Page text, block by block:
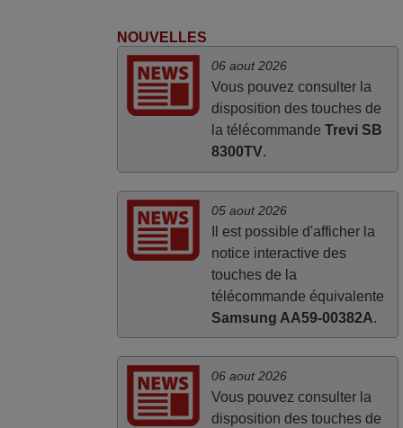
Tout bien.
Pascal,
FRANCE
NOUVELLES
06 aout 2026
Vous pouvez consulter la
disposition des touches de
la télécommande Trevi SB
8300TV.
05 aout 2026
Il est possible d'afficher la
notice interactive des
touches de la
télécommande équivalente
Samsung AA59-00382A.
06 aout 2026
Vous pouvez consulter la
disposition des touches de